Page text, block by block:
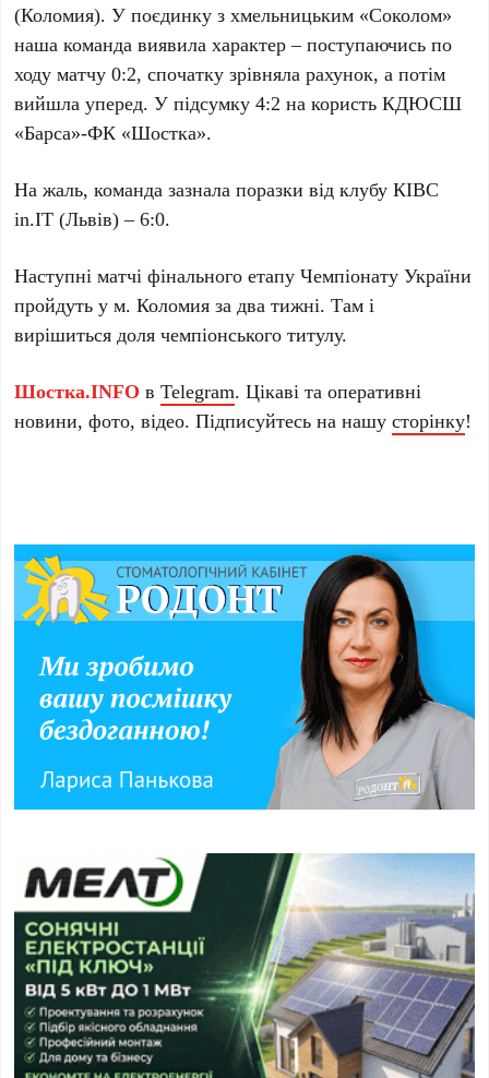
(Коломия). У поєдинку з хмельницьким «Соколом»
наша команда виявила характер – поступаючись по
ходу матчу 0:2, спочатку зрівняла рахунок, а потім
вийшла уперед. У підсумку 4:2 на користь КДЮСШ
«Барса»-ФК «Шостка».
На жаль, команда зазнала поразки від клубу КІВС
in.IT (Львів) – 6:0.
Наступні матчі фінального етапу Чемпіонату України
пройдуть у м. Коломия за два тижні. Там і
вирішиться доля чемпіонського титулу.
Шостка.INFO вTelegram. Цікаві та оперативні
новини, фото, відео. Підписуйтесь на нашусторінку!